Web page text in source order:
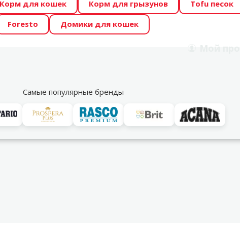
Zoo предлагает отличные цены на ТОП-овые корма! 🍖
ŪSAIŅI”! Возможно Твой питомец станет звездой
Корм для кошек Корм для грызунов
Tofu песок
Foresto
Домики для кошек
Самые популярные бренды
Акции
для кормления